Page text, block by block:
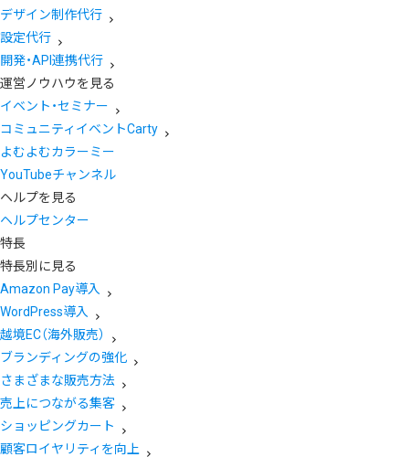
デザイン制作代行
設定代行
開発・API連携代行
運営ノウハウを見る
イベント・セミナー
コミュニティイベントCarty
よむよむカラーミー
YouTubeチャンネル
ヘルプを見る
ヘルプセンター
特長
特長別に見る
Amazon Pay導入
WordPress導入
越境EC（海外販売）
ブランディングの強化
さまざまな販売方法
売上につながる集客
ショッピングカート
顧客ロイヤリティを向上